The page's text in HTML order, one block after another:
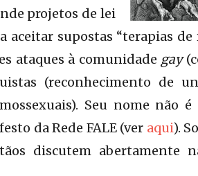
projetos de lei
aceitar supostas “terapias de
ataques à comunidade gay
(reconhecimento de
Seu nome não é
da Rede FALE (ver aqui).
discutem abertamente